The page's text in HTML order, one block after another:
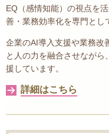
EQ（感情知能）の視点を
善・業務効率化を専門とし
企業のAI導入支援や業務改
と人の力を融合させなが
援しています。
詳細はこちら